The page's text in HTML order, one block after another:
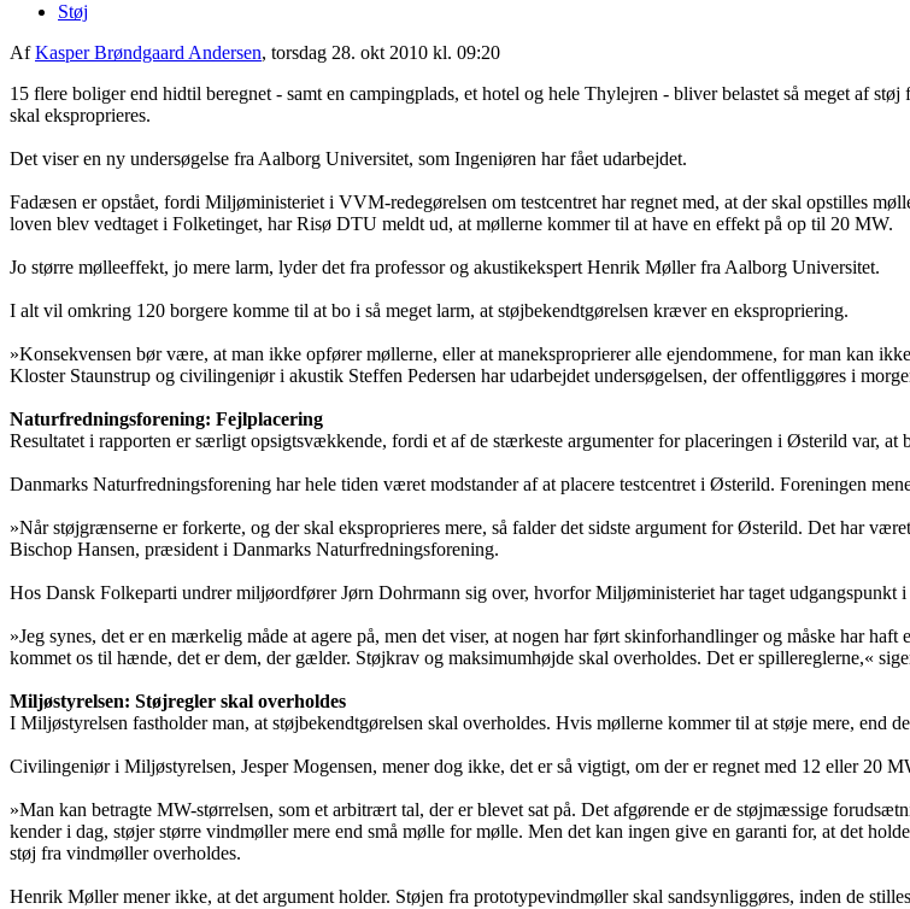
Støj
AfKasper Brøndgaard Andersen, torsdag 28. okt 2010 kl. 09:20
15 flere boliger end hidtil beregnet - samt en campingplads, et hotel og hele Thylejren - bliver belastet så meget af
skal eksproprieres.
Det viser en ny undersøgelse fra Aalborg Universitet, som Ingeniøren har fået udarbejdet.
Fadæsen er opstået, fordi Miljøministeriet i VVM-redegørelsen om testcentret har regnet med, at der skal opstilles
loven blev vedtaget i Folketinget, har Risø DTU meldt ud, at møllerne kommer til at have en effekt på op til 20 MW.
Jo større mølleeffekt, jo mere larm, lyder det fra professor og akustikekspert Henrik Møller fra Aalborg Universitet.
I alt vil omkring 120 borgere komme til at bo i så meget larm, at støjbekendtgørelsen kræver en ekspropriering.
»Konsekvensen bør være, at man ikke opfører møllerne, eller at maneksproprierer alle ejendommene, for man kan
Kloster Staunstrup og civilingeniør i akustik Steffen Pedersen har udarbejdet undersøgelsen, der offentliggøres i
Naturfredningsforening: Fejlplacering
Resultatet i rapporten er særligt opsigtsvækkende, fordi et af de stærkeste argumenter for placeringen i Østerild var,
Danmarks Naturfredningsforening har hele tiden været modstander af at placere testcentret i Østerild. Foreningen
»Når støjgrænserne er forkerte, og der skal eksproprieres mere, så falder det sidste argument for Østerild. Det har
Bischop Hansen, præsident i Danmarks Naturfredningsforening.
Hos Dansk Folkeparti undrer miljøordfører Jørn Dohrmann sig over, hvorfor Miljøministeriet har taget udgangspunkt
»Jeg synes, det er en mærkelig måde at agere på, men det viser, at nogen har ført skinforhandlinger og måske har
kommet os til hænde, det er dem, der gælder. Støjkrav og maksimumhøjde skal overholdes. Det er spillereglerne,«
Miljøstyrelsen: Støjregler skal overholdes
I Miljøstyrelsen fastholder man, at støjbekendtgørelsen skal overholdes. Hvis møllerne kommer til at støje mere, end
Civilingeniør i Miljøstyrelsen, Jesper Mogensen, mener dog ikke, det er så vigtigt, om der er regnet med 12 eller 20
»Man kan betragte MW-størrelsen, som et arbitrært tal, der er blevet sat på. Det afgørende er de støjmæssige
kender i dag, støjer større vindmøller mere end små mølle for mølle. Men det kan ingen give en garanti for, at det
støj fra vindmøller overholdes.
Henrik Møller mener ikke, at det argument holder. Støjen fra prototypevindmøller skal sandsynliggøres, inden de